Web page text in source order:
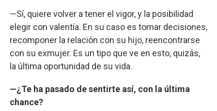
—Sí, quiere volver a tener el vigor, y la posibilidad
elegir con valentía. En su caso es tomar decisiones,
recomponer la relación con su hijo, reencontrarse
con su exmujer. Es un tipo que ve en esto, quizás,
la última oportunidad de su vida.
—¿Te ha pasado de sentirte así, con la última
chance?